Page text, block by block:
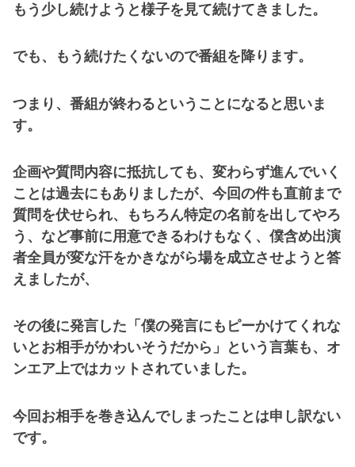
もう少し続けようと様子を見て続けてきました。
でも、もう続けたくないので番組を降ります。
つまり、番組が終わるということになると思いま
す。
企画や質問内容に抵抗しても、変わらず進んでいく
ことは過去にもありましたが、今回の件も直前まで
質問を伏せられ、もちろん特定の名前を出してやろ
う、など事前に用意できるわけもなく、僕含め出演
者全員が変な汗をかきながら場を成立させようと答
えましたが、
その後に発言した「僕の発言にもピーかけてくれな
いとお相手がかわいそうだから」という言葉も、オ
ンエア上ではカットされていました。
今回お相手を巻き込んでしまったことは申し訳ない
です。